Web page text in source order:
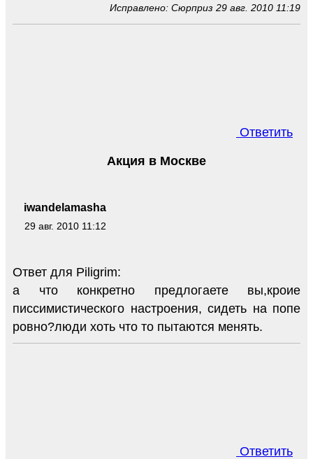
Исправлено: Сюрприз 29 авг. 2010 11:19
Ответить
iwandelamasha
29 авг. 2010 11:12
Акция в Москве
Ответ для Piligrim:
а что конкретно предлогаете вы,кроие
писсимистического настроения, сидеть на попе
ровно?люди хоть что то пытаются менять.
Ответить